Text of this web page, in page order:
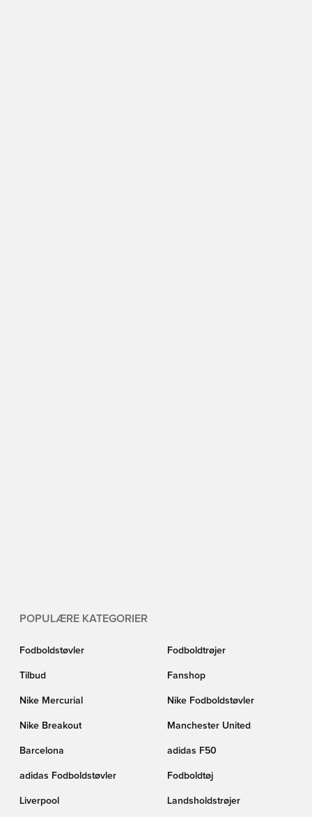
POPULÆRE KATEGORIER
Fodboldstøvler Fodboldtrøjer
Tilbud Fanshop
Nike Mercurial Nike Fodboldstøvler
Nike Breakout Manchester United
Barcelona adidas F50
adidas Fodboldstøvler Fodboldtøj
Liverpool Landsholdstrøjer